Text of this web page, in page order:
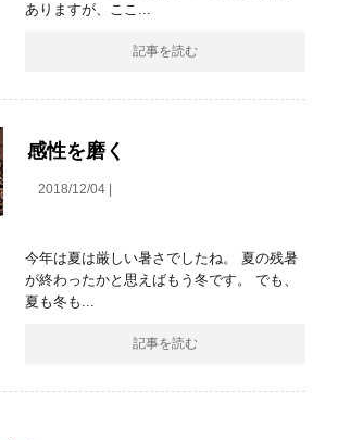
ありますが、ここ...
記事を読む
感性を磨く
2018/12/04 |
今年は夏は厳しい暑さでしたね。 夏の残暑
が終わったかと思えばもう冬です。 でも、
夏も冬も...
記事を読む